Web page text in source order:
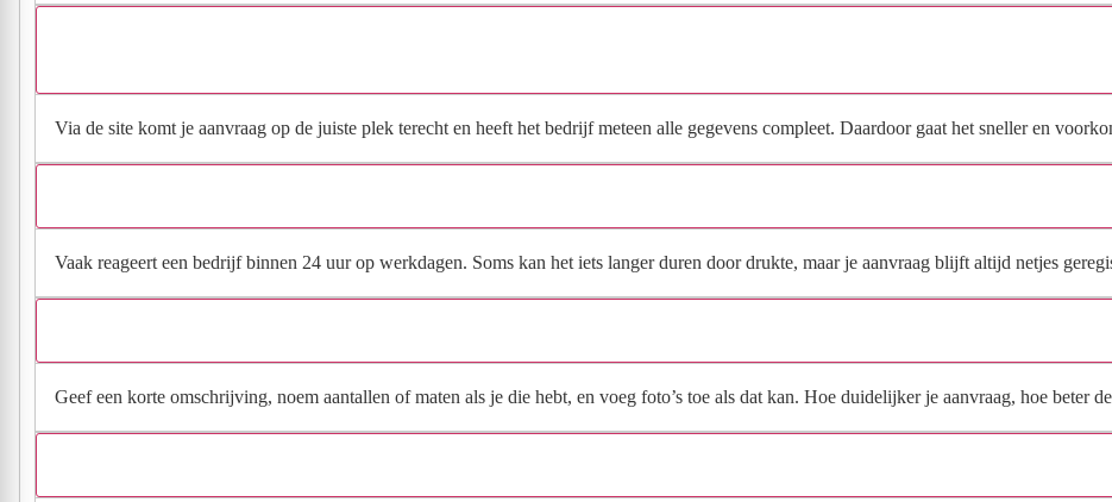
Via de site komt je aanvraag op de juiste plek terecht en heeft het bedrijf meteen alle gegevens compleet. Daardoor gaat het sneller en
Vaak reageert een bedrijf binnen 24 uur op werkdagen. Soms kan het iets langer duren door drukte, maar je aanvraag blijft altijd netjes
Geef een korte omschrijving, noem aantallen of maten als je die hebt, en voeg foto’s toe als dat kan. Hoe duidelijker je aanvraag, hoe beter